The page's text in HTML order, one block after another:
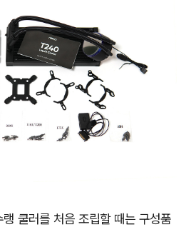
쿨러를 처음 조립할 때는 구성품